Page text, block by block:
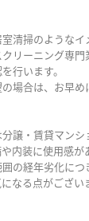
清掃のようなイ
リーニング専門
行います。
場合は、お早め
譲・賃貸マン
内装に使用感
の経年劣化に
なる点がござ